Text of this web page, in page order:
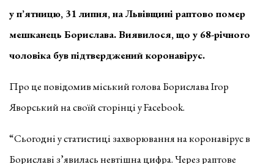
у п’ятницю, 31 липня, на Львівщині раптово помер
мешканець Борислава. Виявилося, що у 68-річного
чоловіка був підтверджений коронавірус.
Про це повідомив міський голова Борислава Ігор
Яворський на своїй сторінці у Facebook.
“Сьогодні у статистиці захворювання на коронавірус в
Бориславі з’явилась невтішна цифра. Через раптове